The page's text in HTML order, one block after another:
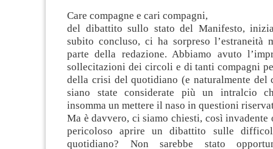
Care compagne e cari compagni,
del dibattito sullo stato del Manifesto,
subito concluso, ci ha sorpreso l’estraneità
parte della redazione. Abbiamo avuto
sollecitazioni dei circoli e di tanti compagni
della crisi del quotidiano (e naturalmente del
siano state considerate più un intralcio
insomma un mettere il naso in questioni
Ma è davvero, ci siamo chiesti, così invadente
pericoloso aprire un dibattito sulle
quotidiano? Non sarebbe stato